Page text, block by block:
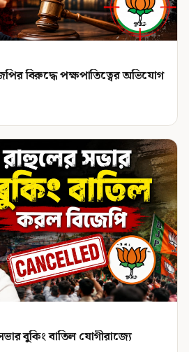
বিরুদ্ধে পক্ষপাতিত্বের অভিযোগ
বুকিং বাতিল যোগীরাজ্যে